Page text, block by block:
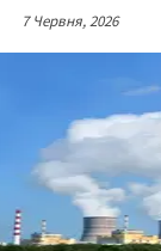
7 Червня, 2026